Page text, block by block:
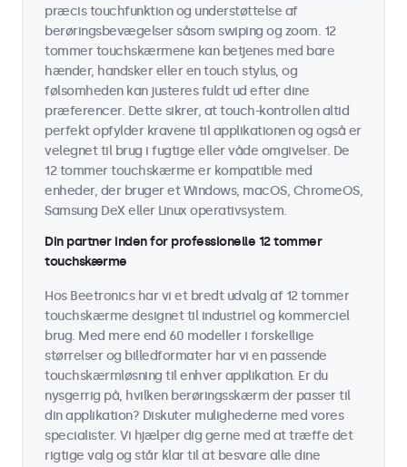
præcis touchfunktion og understøttelse af
berøringsbevægelser såsom swiping og zoom. 12
tommer touchskærmene kan betjenes med bare
hænder, handsker eller en touch stylus, og
følsomheden kan justeres fuldt ud efter dine
præferencer. Dette sikrer, at touch-kontrollen altid
perfekt opfylder kravene til applikationen og også er
velegnet til brug i fugtige eller våde omgivelser. De
12 tommer touchskærme er kompatible med
enheder, der bruger et Windows, macOS, ChromeOS,
Samsung DeX eller Linux operativsystem.
Din partner inden for professionelle 12 tommer
touchskærme
Hos Beetronics har vi et bredt udvalg af 12 tommer
touchskærme designet til industriel og kommerciel
brug. Med mere end 60 modeller i forskellige
størrelser og billedformater har vi en passende
touchskærmløsning til enhver applikation. Er du
nysgerrig på, hvilken berøringsskærm der passer til
din applikation? Diskuter mulighederne med vores
specialister. Vi hjælper dig gerne med at træffe det
rigtige valg og står klar til at besvare alle dine